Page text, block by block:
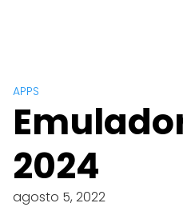
APPS
2024
agosto 5, 2022